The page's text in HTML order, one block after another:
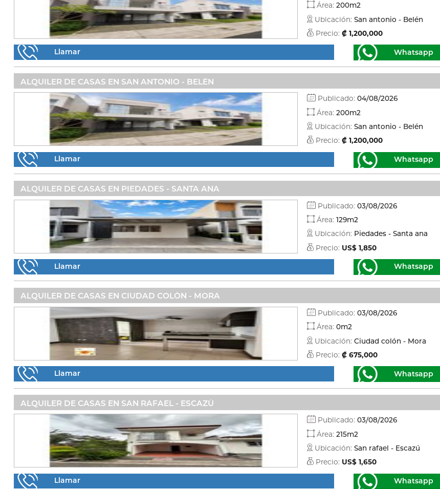
Área: 200m2
Ubicación: San antonio - Belén
Precio: ₡ 1,200,000
Llamar Whatsapp
ALQUILER DE CASAS EN SAN ANTONIO - BELÉN
Publicado: 04/08/2026
Área: 200m2
Ubicación: San antonio - Belén
Precio: ₡ 1,200,000
Llamar Whatsapp
ALQUILER DE CASAS EN PIEDADES - SANTA ANA
Publicado: 03/08/2026
Área: 129m2
Ubicación: Piedades - Santa ana
Precio: US$ 1,850
Llamar Whatsapp
ALQUILER DE CASAS EN CIUDAD COLÓN - MORA
Publicado: 03/08/2026
Área: 0m2
Ubicación: Ciudad colón - Mora
Precio: ₡ 675,000
Llamar Whatsapp
ALQUILER DE CASAS EN SAN RAFAEL - ESCAZÚ
Publicado: 03/08/2026
Área: 215m2
Ubicación: San rafael - Escazú
Precio: US$ 1,650
Llamar Whatsapp